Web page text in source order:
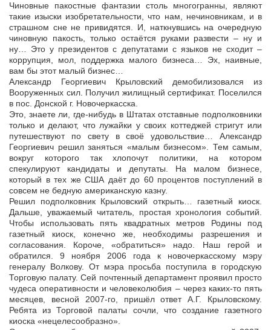
Чиновные пакостные фантазии столь многогранны, являют
такие изыски изобретательности, что нам, нечиновникам, и в
страшном сне не привидятся. И, наткнувшись на очередную
чиновную пакость, только остаётся руками развести – ну и
ну… Это у президентов с депутатами с языков не сходит –
коррупция, мол, поддержка малого бизнеса… Эх, наивные,
вам бы этот малый бизнес…
Александр Георгиевич Крыловский демобилизовался из
Вооруженных сил. Получил жилищный сертификат. Поселился
в пос. Донской г. Новочеркасска.
Это, знаете ли, где-нибудь в Штатах отставные подполковники
только и делают, что лужайки у своих коттеджей стригут или
путешествуют по свету в своё удовольствие… Александр
Георгиевич решил заняться «малым бизнесом». Тем самым,
вокруг которого так хлопочут политики, на котором
спекулируют кандидаты и депутаты. На малом бизнесе,
который в тех же США даёт до 60 процентов поступлений в
совсем не бедную американскую казну.
Решил подполковник Крыловский открыть… газетный киоск.
Дальше, уважаемый читатель, простая хронология событий.
Чтобы использовать пять квадратных метров Родины под
газетный киоск, конечно же, необходимы разрешения и
согласования. Короче, «обратиться» надо. Наш герой и
обратился. 9 ноября 2006 года к новочеркасскому мэру
генералу Волкову. От мэра просьба поступила в городскую
Торговую палату. Сей почтенный департамент проявил просто
чудеса оперативности и человеколюбия – через каких-то пять
месяцев, весной 2007-го, пришёл ответ А.Г. Крыловскому.
Ребята из Торговой палаты сочли, что создание газетного
киоска «нецелесообразно».